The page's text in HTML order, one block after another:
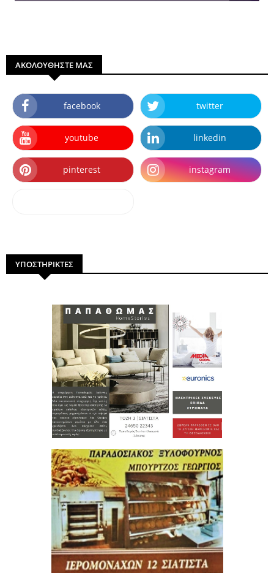
ΑΚΟΛΟΥΘΗΣΤΕ ΜΑΣ
facebook twitter
youtube linkedin
pinterest instagram
ΥΠΟΣΤΗΡΙΚΤΕΣ